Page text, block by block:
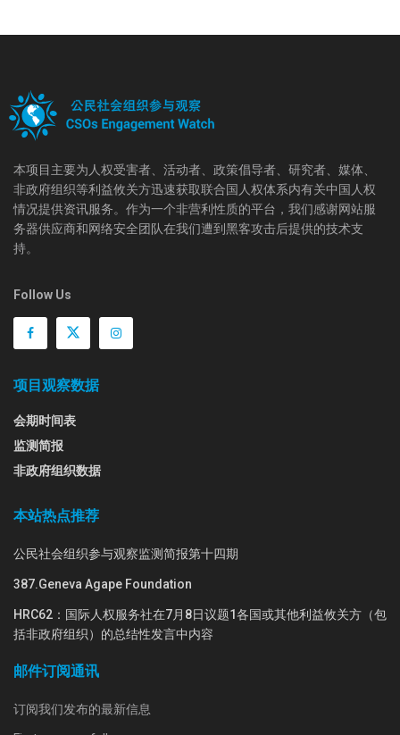
本项目主要为人权受害者、活动者、政策倡导者、研究者、媒体、
非政府组织等利益攸关方迅速获取联合国人权体系内有关中国人权
情况提供资讯服务。作为一个非营利性质的平台，我们感谢网站服
务器供应商和网络安全团队在我们遭到黑客攻击后提供的技术支
持。
Follow Us
项目观察数据
会期时间表
监测简报
非政府组织数据
本站热点推荐
公民社会组织参与观察监测简报第十四期
387.Geneva Agape Foundation
HRC62：国际人权服务社在7月8日议题1各国或其他利益攸关方（包
括非政府组织）的总结性发言中内容
邮件订阅通讯
订阅我们发布的最新信息